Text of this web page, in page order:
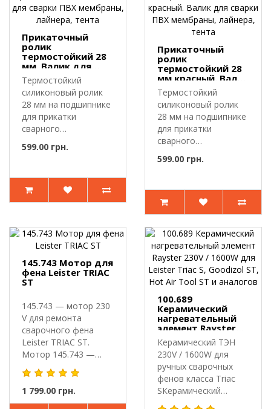
Прикаточный
ролик
термостойкий 28
мм. Валик для
сварки ПВХ
мембраны,
лайнера, тента
Термостойкий
силиконовый ролик
28 мм на подшипнике
для прикатки
сварного
ролик предн..
599.00 грн.
Прикаточный
ролик
термостойкий 28
мм красный. Валик
для сварки ПВХ
мембраны,
лайнера, тента
Термостойкий
силиконовый ролик
28 мм на подшипнике
для прикатки
сварного
ролик предн..
599.00 грн.
145.743 Мотор для
фена Leister TRIAC
ST
145.743 — мотор 230
V для ремонта
сварочного фена
Leister TRIAC ST.
Мотор 145.743 —
запасной электр..
1 799.00 грн.
100.689
Керамический
нагревательный
элемент Rayster
230V / 1600W для
Leister Triac S,
Goodizol ST, Hot Air
Tool ST и аналогов
Керамический ТЭН
230V / 1600W для
ручных сварочных
фенов класса Triac
SКерамический
нагревательный э..